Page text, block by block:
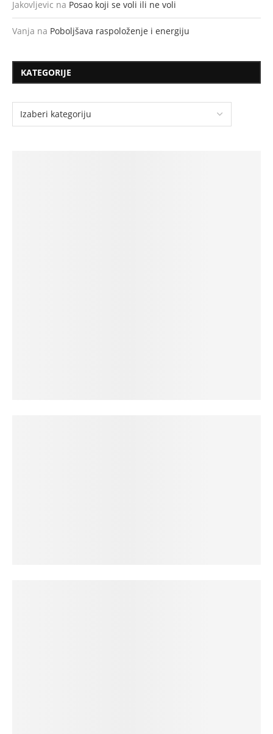
Jakovljevic na Posao koji se voli ili ne voli
Vanja na Poboljšava raspoloženje i energiju
KATEGORIJE